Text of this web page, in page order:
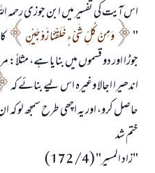
اس آیت کی تفسیر میں ابن جوزی رحمہ
"
وَمِنْ كُلِّ شَيْءٍ خَلَقْنَا زَوْجَيْنِ
جوڑا اور دو قسموں میں بنایا ہے، مثلاً:
اندھیرا اجالا وغیرہ اس لیے بنائے کہ
حاصل کرو، اور یہ اچھی طرح سمجھ لو
ختم شد
"زاد المسير" (4/ 172)